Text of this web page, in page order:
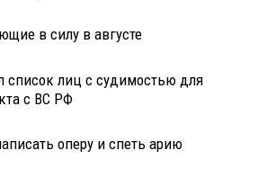
в силу в августе
список лиц с судимостью для
с ВС РФ
оперу и спеть арию